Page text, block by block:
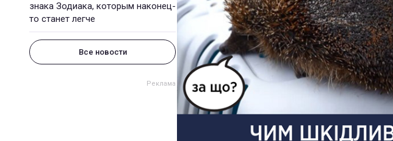
знака Зодиака, которым наконец-
то станет легче
Все новости